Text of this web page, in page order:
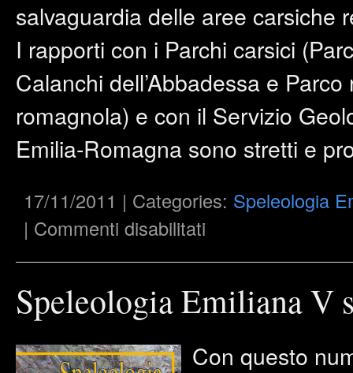
salvaguardia delle aree carsiche
I rapporti con i Parchi carsici
Calanchi dell’Abbadessa e
romagnola) e con il Servizio
Emilia-Romagna sono stretti e
17/11/2011 | Categories: Speleologia
| Commenti disabilitati
serie
2
–
Speleologia Emiliana V
Con questo